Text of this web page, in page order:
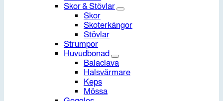
Skor & Stövlar
Skor
Skoterkängor
Stövlar
Strumpor
Huvudbonad
Balaclava
Halsvärmare
Keps
Mössa